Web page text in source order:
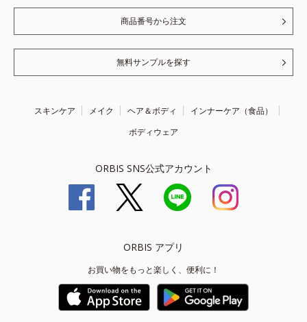
商品番号から注文
無料サンプルを探す
スキンケア メイク ヘア＆ボディ
インナーケア（食品）
ボディウェア
ORBIS SNS公式アカウント
ORBIS アプリ
お買い物をもっと楽しく、便利に！